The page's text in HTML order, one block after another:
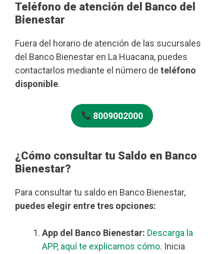
Teléfono de atención del Banco del
Bienestar
Fuera del horario de atención de las sucursales
del Banco Bienestar en La Huacana, puedes
contactarlos mediante el número de teléfono
disponible.
8009002000
¿Cómo consultar tu Saldo en Banco
Bienestar?
Para consultar tu saldo en Banco Bienestar,
puedes elegir entre tres opciones:
App del Banco Bienestar: Descarga la
APP, aquí te explicamos cómo. Inicia